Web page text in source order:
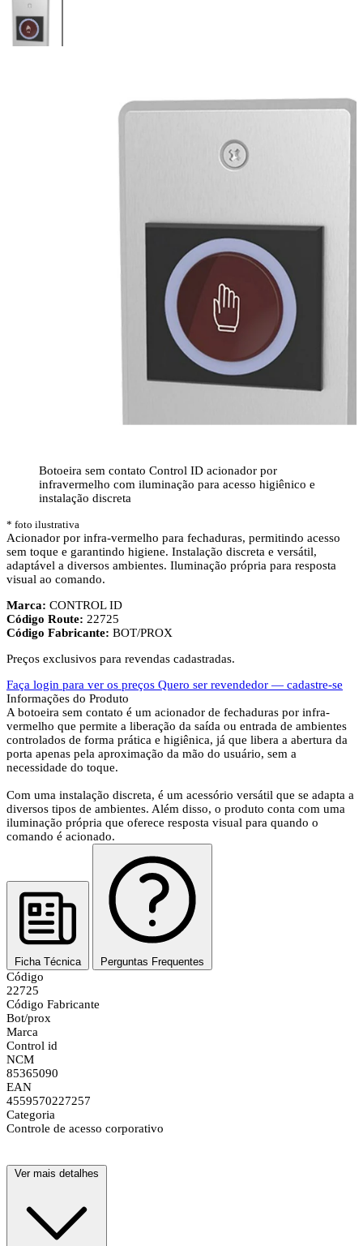
Botoeira sem contato Control ID acionador por
infravermelho com iluminação para acesso higiênico e
instalação discreta
* foto ilustrativa
Acionador por infra-vermelho para fechaduras, permitindo acesso
sem toque e garantindo higiene. Instalação discreta e versátil,
adaptável a diversos ambientes. Iluminação própria para resposta
visual ao comando.
Marca: CONTROL ID
Código Route: 22725
Código Fabricante: BOT/PROX
Preços exclusivos para revendas cadastradas.
Faça login para ver os preços Quero ser revendedor — cadastre-se
Informações do Produto
A botoeira sem contato é um acionador de fechaduras por infra-
vermelho que permite a liberação da saída ou entrada de ambientes
controlados de forma prática e higiênica, já que libera a abertura da
porta apenas pela aproximação da mão do usuário, sem a
necessidade do toque.
Com uma instalação discreta, é um acessório versátil que se adapta a
diversos tipos de ambientes. Além disso, o produto conta com uma
iluminação própria que oferece resposta visual para quando o
comando é acionado.
Ficha Técnica Perguntas Frequentes
Código
22725
Código Fabricante
Bot/prox
Marca
Control id
NCM
85365090
EAN
4559570227257
Categoria
Controle de acesso corporativo
Ver mais detalhes